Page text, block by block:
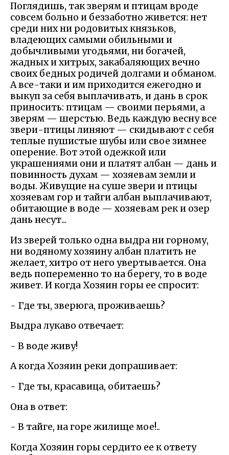
Поглядишь, так зверям и птицам вроде
совсем больно и беззаботно живется: нет
среди них ни родовитых князьков,
владеющих самыми обильными и
добычливыми угодьями, ни богачей,
жадных и хитрых, закабаляющих вечно
своих бедных родичей долгами и обманом.
А все-таки и им приходится ежегодно и
выкуп за себя выплачивать, и дань в срок
приносить: птицам — своими перьями, а
зверям — шерстью. Ведь каждую весну все
звери-птицы линяют — скидывают с себя
теплые пушистые шубы или свое зимнее
оперение. Вот этой одежкой или
украшениями они и платят албан — дань и
повинность духам — хозяевам земли и
воды. Живущие на суше звери и птицы
хозяевам гор и тайги албан выплачивают,
обитающие в воде — хозяевам рек и озер
дань несут...
Из зверей только одна выдра ни горному,
ни водяному хозяину албан платить не
желает, хитро от него увертывается. Она
ведь попеременно то на берегу, то в воде
живет. И когда Хозяин горы ее спросит:
- Где ты, зверюга, проживаешь?
Выдра лукаво отвечает:
- В воде живу!
А когда Хозяин реки допрашивает:
- Где ты, красавица, обитаешь?
Она в ответ:
- В тайге, на горе жилище мое!..
Когда Хозяин горы сердито ее к ответу